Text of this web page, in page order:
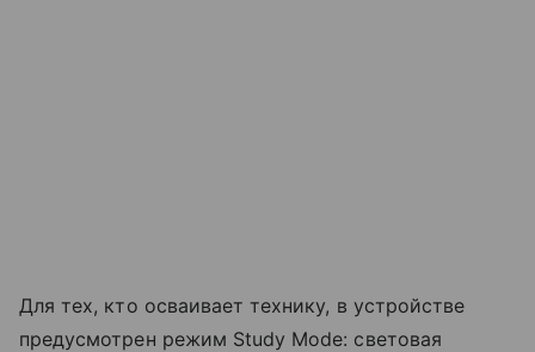
Для тех, кто осваивает технику, в устройстве
предусмотрен режим Study Mode: световая